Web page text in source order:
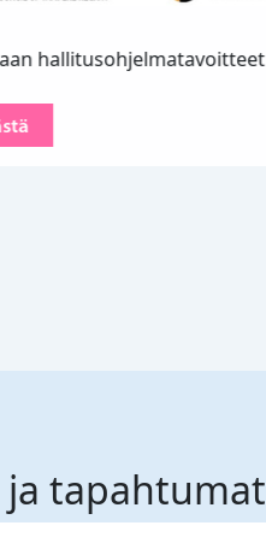
2027-2031 on julkaistu.
tapahtumat